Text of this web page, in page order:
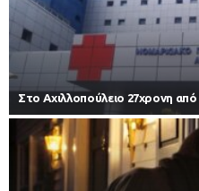
Στο Αχιλλοπούλειο 27χρονη